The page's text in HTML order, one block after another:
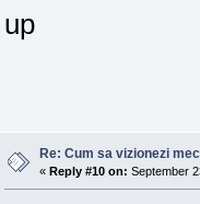
up
Re: Cum sa vizionezi
« Reply #10 on: September